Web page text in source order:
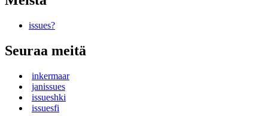
issues?
Seuraa meitä
inkermaar
janissues
issueshki
issuesfi